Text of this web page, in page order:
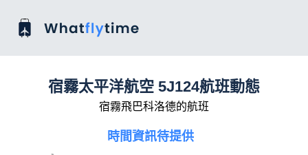
宿霧太平洋航空 5J124航班動態
宿霧飛巴科洛德的航班
時間資訊待提供